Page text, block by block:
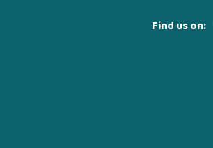
Find us on: